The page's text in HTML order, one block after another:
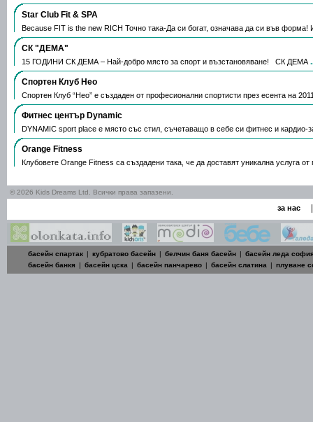
Star Club Fit & SPA
Because FIT is the new RICH Точно така-Да си богат, означава да си във форма!
СК "ДЕМА"
15 ГОДИНИ СК ДЕМА – Най-добро място за спорт и възстановяване! СК ДЕМА
Спортен Клуб Нео
Спортен Клуб “Нео” е създаден от професионални спортисти през есента на
Фитнес център Dynamic
DYNAMIC sport place е място със стил, съчетаващо в себе си фитнес и кардио-
Orange Fitness
Клубовете Orange Fitness са създадени така, че да доставят уникална услуга
© 2026 Kids Dreams Ltd. Всички права запазени.
за нас |
басейн спартак | кубратово басейн | белчин баня басейн | басейн леда
басейн банкя
| басейн цска | басейн панчарево | басейн слатина | плуване